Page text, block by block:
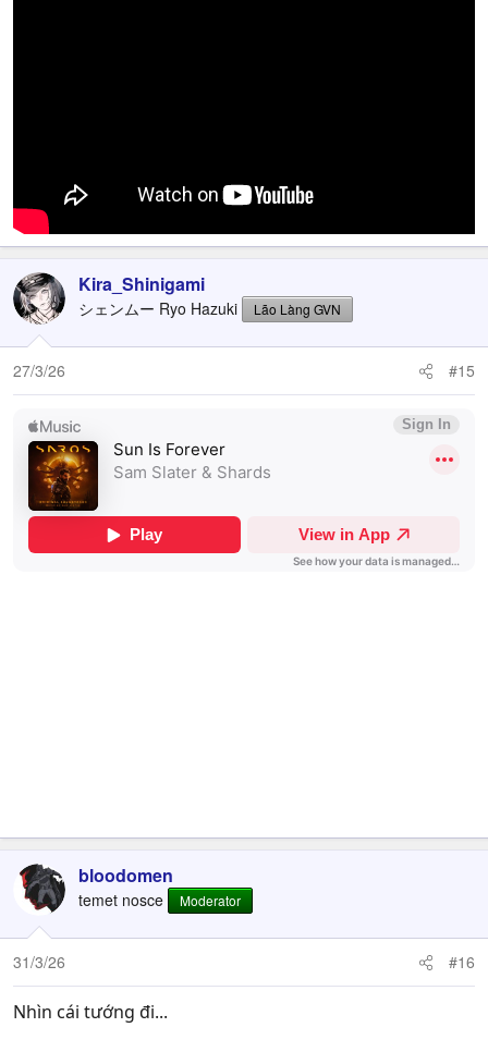
Kira_Shinigami
シェンムー Ryo Hazuki Lão Làng GVN
27/3/26 #15
bloodomen
temet nosce Moderator
31/3/26 #16
Nhìn cái tướng đi...